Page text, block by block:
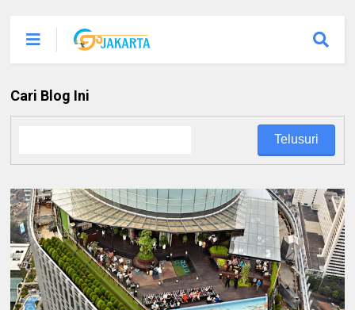
Cari Blog Ini